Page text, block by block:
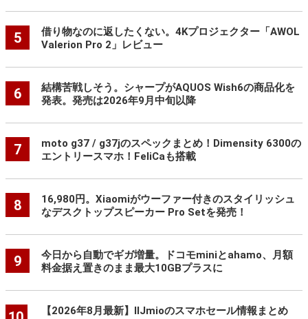
5
借り物なのに返したくない。4Kプロジェクター「AWOL
Valerion Pro 2」レビュー
6
結構苦戦しそう。シャープがAQUOS Wish6の商品化を
発表。発売は2026年9月中旬以降
7
moto g37 / g37jのスペックまとめ！Dimensity 6300の
エントリースマホ！FeliCaも搭載
8
16,980円。Xiaomiがウーファー付きのスタイリッシュ
なデスクトップスピーカー Pro Setを発売！
9
今日から自動でギガ増量。ドコモminiとahamo、月額
料金据え置きのまま最大10GBプラスに
【2026年8月最新】IIJmioのスマホセール情報まとめ